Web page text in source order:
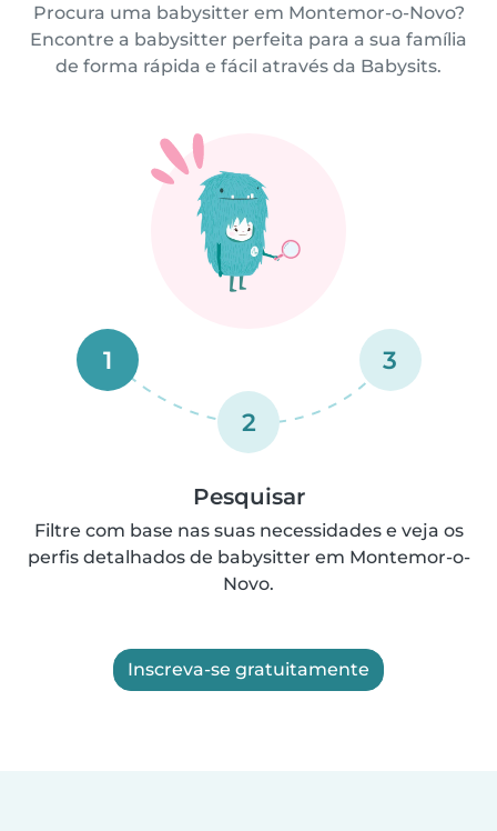
Procura uma babysitter em Montemor-o-Novo?
Encontre a babysitter perfeita para a sua família
de forma rápida e fácil através da Babysits.
1
2
3
Pesquisar
Filtre com base nas suas necessidades e veja os
perfis detalhados de babysitter em Montemor-o-
Novo.
Inscreva-se gratuitamente